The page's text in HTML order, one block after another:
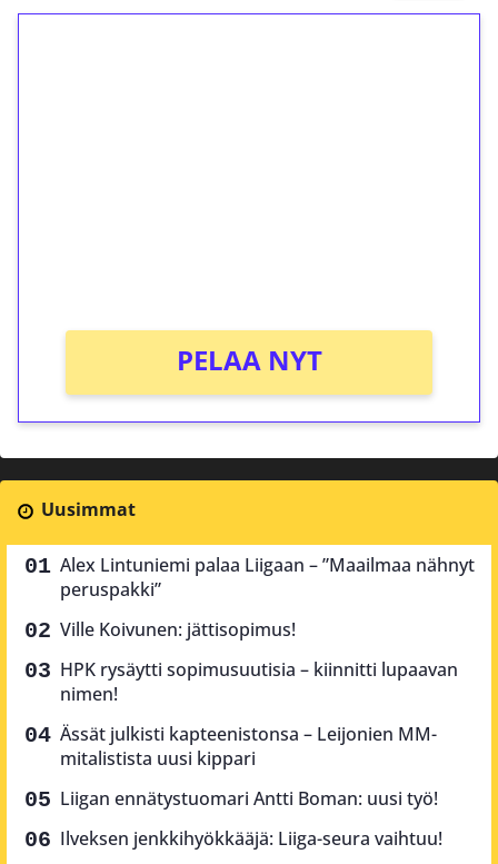
PELAA NYT
Uusimmat
Alex Lintuniemi palaa Liigaan – ”Maailmaa nähnyt
peruspakki”
Ville Koivunen: jättisopimus!
HPK rysäytti sopimusuutisia – kiinnitti lupaavan
nimen!
Ässät julkisti kapteenistonsa – Leijonien MM-
mitalistista uusi kippari
Liigan ennätystuomari Antti Boman: uusi työ!
Ilveksen jenkkihyökkääjä: Liiga-seura vaihtuu!